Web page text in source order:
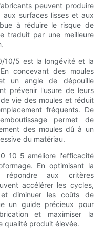
peuvent produire
aux surfaces lisses et aux
à réduire le risque de
traduit par une meilleure
10/5 est la longévité et la
concevant des moules
un angle de dépouille
prévenir l'usure de leurs
vie des moules et réduit
fréquents. De
permet de
des moules dû à un
du matériau.
10 5 améliore l'efficacité
En optimisant la
aux critères
accélérer les cycles,
diminuer les coûts de
un guide précieux pour
et maximiser la
qualité produit élevée.